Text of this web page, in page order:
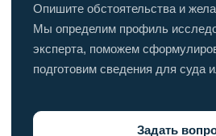
Опишите обстоятельства и
Мы определим профиль
эксперта, поможем
подготовим сведения для суда
Задать